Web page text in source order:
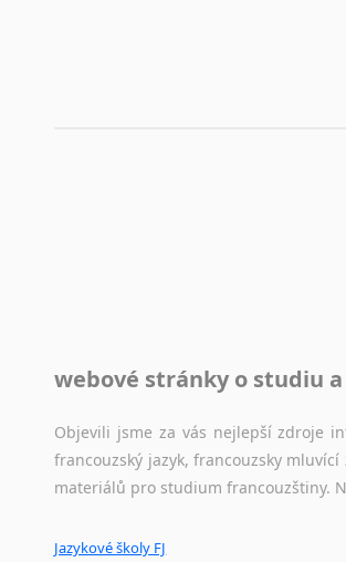
Jazykové korpusy
korpusů, jež umožňují třeba
původního zdroje textu.
Mix pomůcek, jež
webové stránky o studiu
Objevili jsme za vás nejlepší zdroje
francouzský jazyk, francouzsky
materiálů pro studium francouzštiny.
Jazykové školy FJ